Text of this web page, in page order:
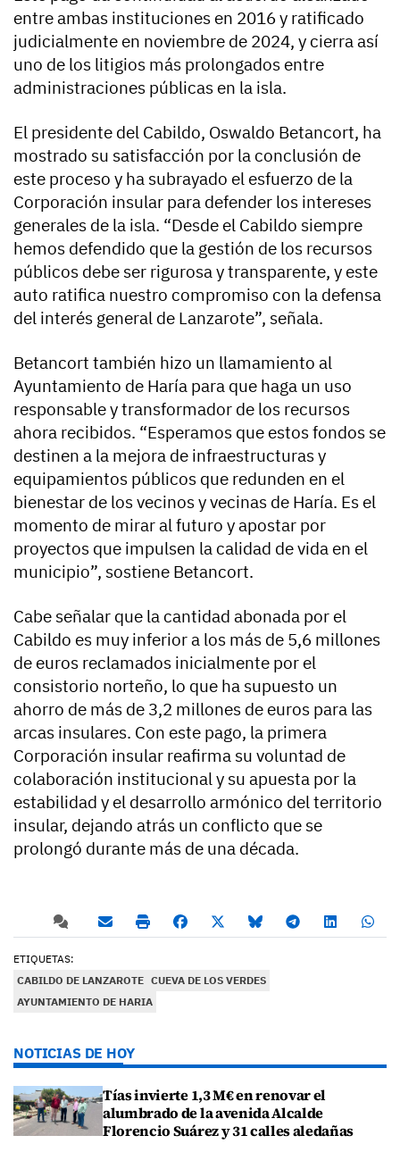
entre ambas instituciones en 2016 y ratificado
judicialmente en noviembre de 2024, y cierra así
uno de los litigios más prolongados entre
administraciones públicas en la isla.
El presidente del Cabildo, Oswaldo Betancort, ha
mostrado su satisfacción por la conclusión de
este proceso y ha subrayado el esfuerzo de la
Corporación insular para defender los intereses
generales de la isla. “Desde el Cabildo siempre
hemos defendido que la gestión de los recursos
públicos debe ser rigurosa y transparente, y este
auto ratifica nuestro compromiso con la defensa
del interés general de Lanzarote”, señala.
Betancort también hizo un llamamiento al
Ayuntamiento de Haría para que haga un uso
responsable y transformador de los recursos
ahora recibidos. “Esperamos que estos fondos se
destinen a la mejora de infraestructuras y
equipamientos públicos que redunden en el
bienestar de los vecinos y vecinas de Haría. Es el
momento de mirar al futuro y apostar por
proyectos que impulsen la calidad de vida en el
municipio”, sostiene Betancort.
Cabe señalar que la cantidad abonada por el
Cabildo es muy inferior a los más de 5,6 millones
de euros reclamados inicialmente por el
consistorio norteño, lo que ha supuesto un
ahorro de más de 3,2 millones de euros para las
arcas insulares. Con este pago, la primera
Corporación insular reafirma su voluntad de
colaboración institucional y su apuesta por la
estabilidad y el desarrollo armónico del territorio
insular, dejando atrás un conflicto que se
prolongó durante más de una década.
ETIQUETAS:
CABILDO DE LANZAROTE CUEVA DE LOS VERDES
AYUNTAMIENTO DE HARIA
NOTICIAS DE HOY
Tías invierte 1,3 M€ en renovar el
alumbrado de la avenida Alcalde
Florencio Suárez y 31 calles aledañas